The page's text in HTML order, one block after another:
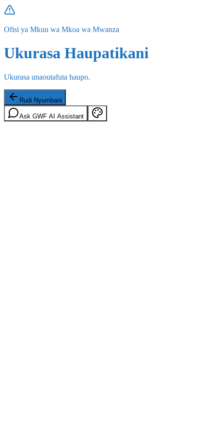
Ofisi ya Mkuu wa Mkoa wa Mwanza
Ukurasa Haupatikani
Ukurasa unaoutafuta haupo.
Rudi Nyumbani
Ask GWF AI Assistant